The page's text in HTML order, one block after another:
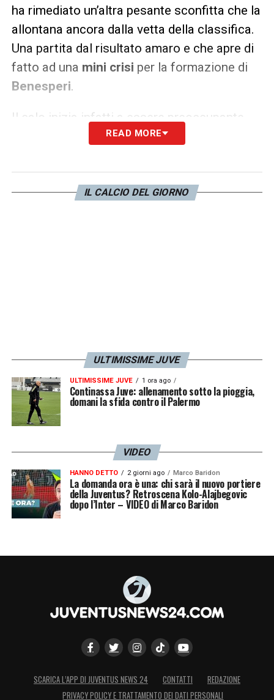
ha rimediato un’altra pesante sconfitta che la
allontana ancora dalla vetta della classifica.
Una partita dal risultato amaro e che apre di
fatto ad una mini crisi per la formazione di
Benesperi.
Il calo inizia infatti a essere preoccupante.
Dopo aver conquistato tre successi
bianconeri non sono riusciti a portare a casa
nemmeno un punto nelle sfide controTorino,
READ MORE
IL CALCIO DEL GIORNO
ULTIMISSIME JUVE
ULTIMISSIME JUVE 1 ora ago
Continassa Juve: allenamento sotto la pioggia,
domani la sfida contro il Palermo
VIDEO
HANNO DETTO 2 giorni ago Marco Baridon
La domanda ora è una: chi sarà il nuovo portiere
della Juventus? Retroscena Kolo-Alajbegovic
dopo l’Inter – VIDEO di Marco Baridon
SCARICA L’APP DI JUVENTUS NEWS 24 CONTATTI
REDAZIONE
PRIVACY POLICY E TRATTAMENTO DEI DATI PERSONALI